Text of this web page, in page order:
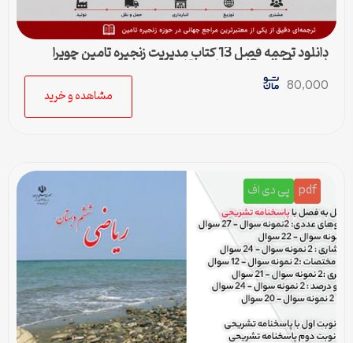
دانلود ترجمه فصل 13 کتاب مدیریت زنجیره تامین چوپرا
(Sunil Chopra) | حمل و نقل در زنجیره تامین
80,000
مشاهده و خرید
pdf پی دی اف